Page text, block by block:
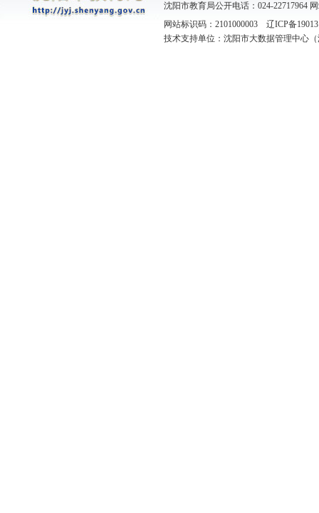
沈阳市教育局公开电话：024-22717964
网站标识码：2101000003 辽ICP备
技术支持单位：沈阳市大数据管理中心